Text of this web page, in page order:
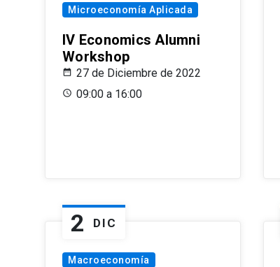
Microeconomía Aplicada
IV Economics Alumni
Workshop
27 de Diciembre de 2022
09:00 a 16:00
2 DIC
Macroeconomía